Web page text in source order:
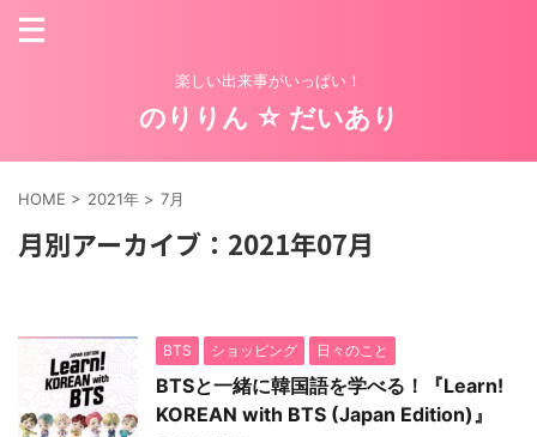
楽しい出来事がいっぱい！
のりりん ☆ だいあり
HOME > 2021年 > 7月
月別アーカイブ：2021年07月
BTS ショッピング 日々のこと
BTSと一緒に韓国語を学べる！『Learn!
KOREAN with BTS (Japan Edition)』